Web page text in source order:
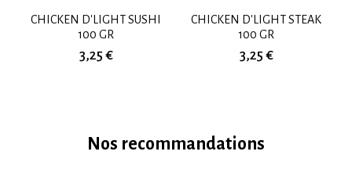
CHICKEN D'LIGHT SUSHI
100 GR
3,25 €
CHICKEN D'LIGHT STEAK
100 GR
3,25 €
Nos recommandations